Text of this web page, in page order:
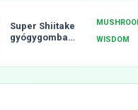
Super Shiitake
gyógygomba
WISDOM